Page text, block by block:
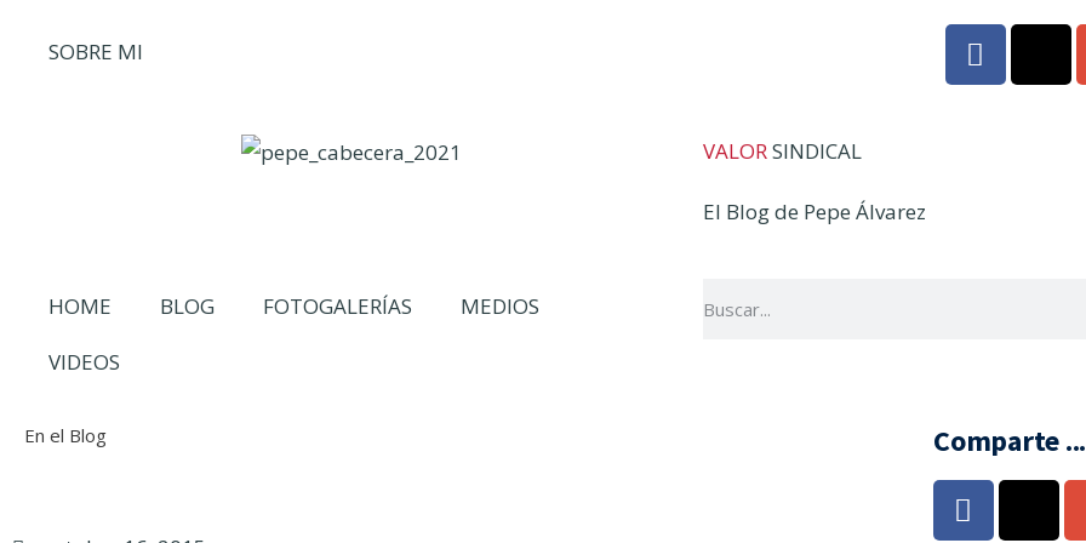
SOBRE MI
VALORSINDICAL
El Blog de Pepe Álvarez
HOME BLOG FOTOGALERÍAS
MEDIOS
VIDEOS
En el Blog Comparte ...